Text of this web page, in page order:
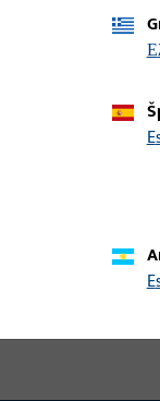
| Pokr. kapa